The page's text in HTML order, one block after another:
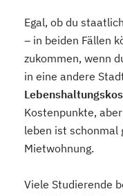
Egal, ob du
– in beiden Fällen
zukommen, wenn
in eine andere
Kostenpunkte,
leben ist schonmal
Mietwohnung.
Viele Studierende